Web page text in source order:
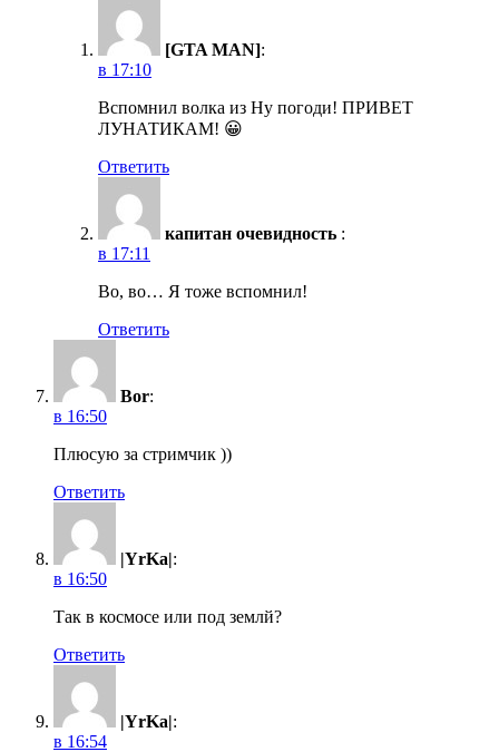
[GTA MAN]:
в 17:10
Вспомнил волка из Ну погоди! ПРИВЕТ
ЛУНАТИКАМ! 😀
Ответить
капитан очевидность :
в 17:11
Во, во… Я тоже вспомнил!
Ответить
Bor:
в 16:50
Плюсую за стримчик ))
Ответить
|YrKa|:
в 16:50
Так в космосе или под землй?
Ответить
|YrKa|:
в 16:54